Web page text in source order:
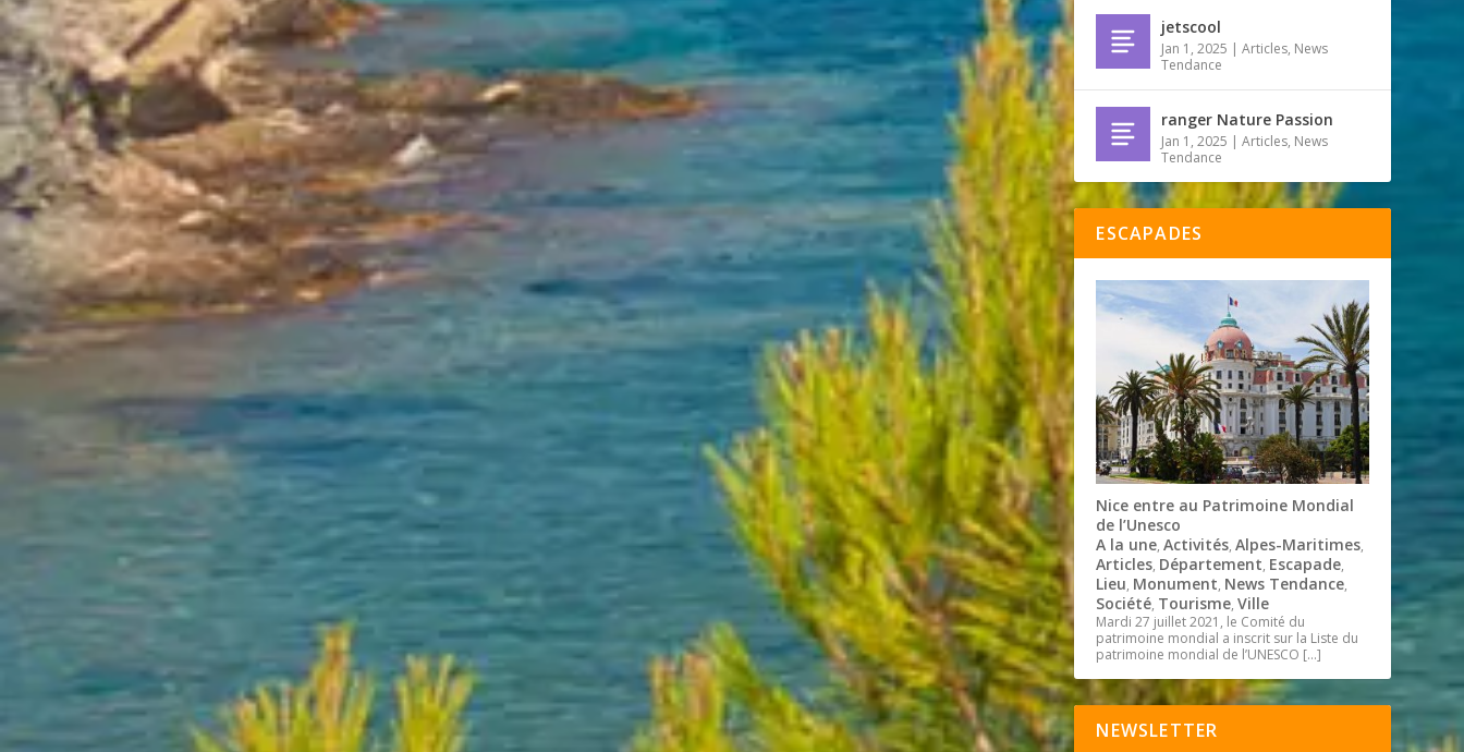
jetscool
Jan 1, 2025 |Articles, News
Tendance
ranger Nature Passion
Jan 1, 2025 |Articles, News
Tendance
ESCAPADES
Nice entre au Patrimoine Mondial
de l’Unesco
A la une,Activités,Alpes-Maritimes,
Articles, Département, Escapade,
Lieu, Monument, News Tendance,
Société, Tourisme,Ville
Mardi 27 juillet 2021, le Comité du
patrimoine mondial a inscrit sur la Liste du
patrimoine mondial de l’UNESCO […]
NEWSLETTER